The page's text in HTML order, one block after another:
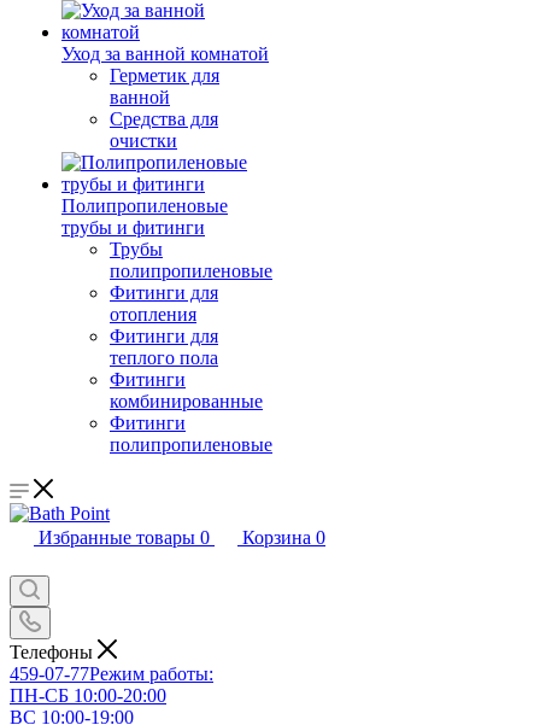
Уход за ванной комнатой
Герметик для
ванной
Средства для
очистки
Полипропиленовые
трубы и фитинги
Трубы
полипропиленовые
Фитинги для
отопления
Фитинги для
теплого пола
Фитинги
комбинированные
Фитинги
полипропиленовые
Избранные товары 0 Корзина 0
Телефоны
459-07-77Режим работы:
ПН-СБ 10:00-20:00
ВС 10:00-19:00